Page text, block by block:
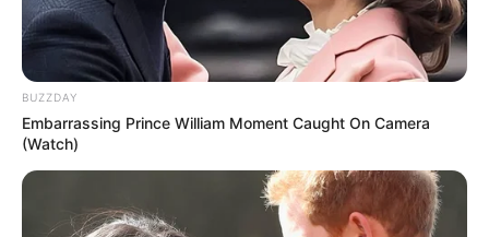
BUZZDAY
Embarrassing Prince William Moment Caught On Camera
(Watch)